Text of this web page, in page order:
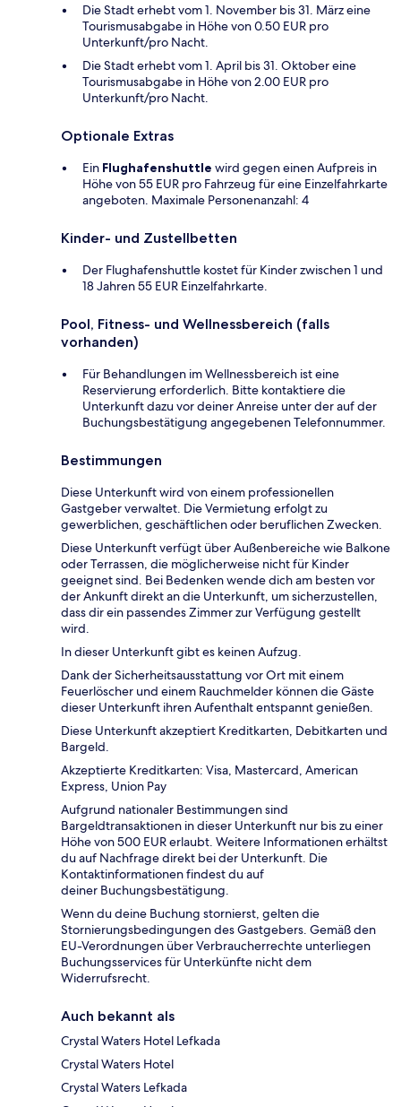
Die Stadt erhebt vom 1. November bis 31. März eine
Tourismusabgabe in Höhe von 0.50 EUR pro
Unterkunft/pro Nacht.
Die Stadt erhebt vom 1. April bis 31. Oktober eine
Tourismusabgabe in Höhe von 2.00 EUR pro
Unterkunft/pro Nacht.
Optionale Extras
Ein Flughafenshuttle wird gegen einen Aufpreis in
Höhe von 55 EUR pro Fahrzeug für eine Einzelfahrkarte
angeboten. Maximale Personenanzahl: 4
Kinder- und Zustellbetten
Der Flughafenshuttle kostet für Kinder zwischen 1 und
18 Jahren 55 EUR Einzelfahrkarte.
Pool, Fitness- und Wellnessbereich (falls
vorhanden)
Für Behandlungen im Wellnessbereich ist eine
Reservierung erforderlich. Bitte kontaktiere die
Unterkunft dazu vor deiner Anreise unter der auf der
Buchungsbestätigung angegebenen Telefonnummer.
Bestimmungen
Diese Unterkunft wird von einem professionellen
Gastgeber verwaltet. Die Vermietung erfolgt zu
gewerblichen, geschäftlichen oder beruflichen Zwecken.
Diese Unterkunft verfügt über Außenbereiche wie Balkone
oder Terrassen, die möglicherweise nicht für Kinder
geeignet sind. Bei Bedenken wende dich am besten vor
der Ankunft direkt an die Unterkunft, um sicherzustellen,
dass dir ein passendes Zimmer zur Verfügung gestellt
wird.
In dieser Unterkunft gibt es keinen Aufzug.
Dank der Sicherheitsausstattung vor Ort mit einem
Feuerlöscher und einem Rauchmelder können die Gäste
dieser Unterkunft ihren Aufenthalt entspannt genießen.
Diese Unterkunft akzeptiert Kreditkarten, Debitkarten und
Bargeld.
Akzeptierte Kreditkarten: Visa, Mastercard, American
Express, Union Pay
Aufgrund nationaler Bestimmungen sind
Bargeldtransaktionen in dieser Unterkunft nur bis zu einer
Höhe von 500 EUR erlaubt. Weitere Informationen erhältst
du auf Nachfrage direkt bei der Unterkunft. Die
Kontaktinformationen findest du auf
deiner Buchungsbestätigung.
Wenn du deine Buchung stornierst, gelten die
Stornierungsbedingungen des Gastgebers. Gemäß den
EU-Verordnungen über Verbraucherrechte unterliegen
Buchungsservices für Unterkünfte nicht dem
Widerrufsrecht.
Auch bekannt als
Crystal Waters Hotel Lefkada
Crystal Waters Hotel
Crystal Waters Lefkada